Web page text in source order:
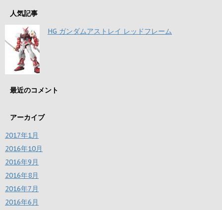
人気記事
HG ガンダムアストレイ レッドフレーム
最近のコメント
アーカイブ
2017年1月
2016年10月
2016年9月
2016年8月
2016年7月
2016年6月